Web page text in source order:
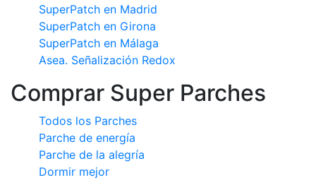
SuperPatch en Madrid
SuperPatch en Girona
SuperPatch en Málaga
Asea. Señalización Redox
Comprar Super Parches
Todos los Parches
Parche de energía
Parche de la alegría
Dormir mejor